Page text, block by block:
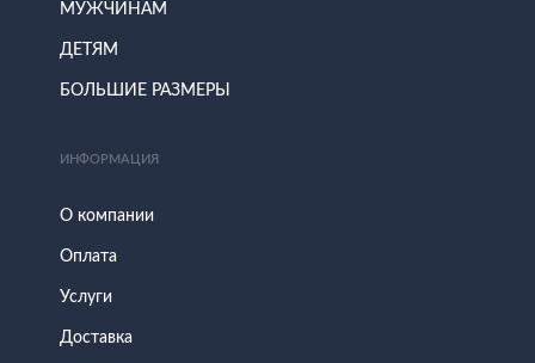
МУЖЧИНАМ
ДЕТЯМ
БОЛЬШИЕ РАЗМЕРЫ
ИНФОРМАЦИЯ
О компании
Оплата
Услуги
Доставка